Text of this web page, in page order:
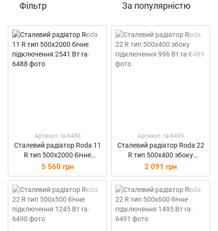
Фільтр За популярністю
Артикул: ra-6488
Сталевий радіатор Roda 11
R тип 500х2000 бічне
підключення 2541 Вт
5 560 грн
Артикул: ra-6489
Сталевий радіатор Roda 22
R тип 500х400 збоку
підключення 996 Вт
2 091 грн